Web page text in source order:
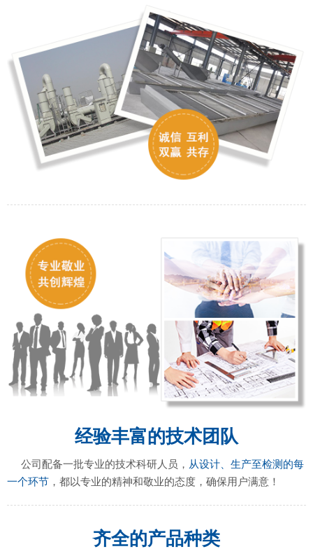
经验丰富的技术团队
公司配备一批专业的技术科研人员， 从设计、生产至检测的每
一个环节 ，都以专业的精神和敬业的态度，确保用户满意！
齐全的产品种类